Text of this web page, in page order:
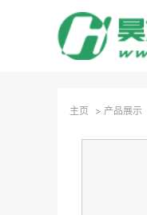
主页 > 产品展示